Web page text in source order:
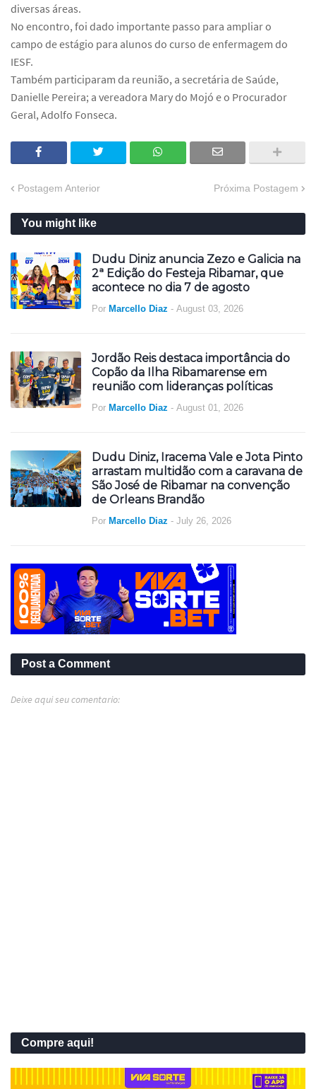
diversas áreas.
No encontro, foi dado importante passo para ampliar o
campo de estágio para alunos do curso de enfermagem do
IESF.
Também participaram da reunião, a secretária de Saúde,
Danielle Pereira; a vereadora Mary do Mojó e o Procurador
Geral, Adolfo Fonseca.
Postagem Anterior Próxima Postagem
You might like
Dudu Diniz anuncia Zezo e Galicia na
2ª Edição do Festeja Ribamar, que
acontece no dia 7 de agosto
Por Marcello Diaz - August 03, 2026
Jordão Reis destaca importância do
Copão da Ilha Ribamarense em
reunião com lideranças políticas
Por Marcello Diaz - August 01, 2026
Dudu Diniz, Iracema Vale e Jota Pinto
arrastam multidão com a caravana de
São José de Ribamar na convenção
de Orleans Brandão
Por Marcello Diaz - July 26, 2026
Post a Comment
Deixe aqui seu comentario:
Compre aqui!